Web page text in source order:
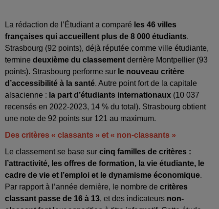
La rédaction de l’Étudiant a comparé les 46 villes
françaises qui accueillent plus de 8 000 étudiants.
Strasbourg (92 points), déjà réputée comme ville étudiante,
termine deuxième du classement derrière Montpellier (93
points). Strasbourg performe sur le nouveau critère
d’accessibilité à la santé. Autre point fort de la capitale
alsacienne : la part d’étudiants internationaux (10 037
recensés en 2022-2023, 14 % du total). Strasbourg obtient
une note de 92 points sur 121 au maximum.
Des critères « classants » et « non-classants »
Le classement se base sur cinq familles de critères :
l’attractivité, les offres de formation, la vie étudiante, le
cadre de vie et l’emploi et le dynamisme économique.
Par rapport à l’année dernière, le nombre de critères
classant passe de 16 à 13, et des indicateurs non-